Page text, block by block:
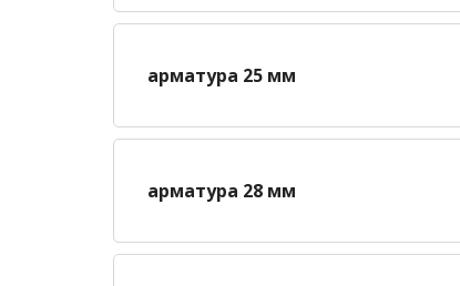
арматура 25 мм
арматура 28 мм